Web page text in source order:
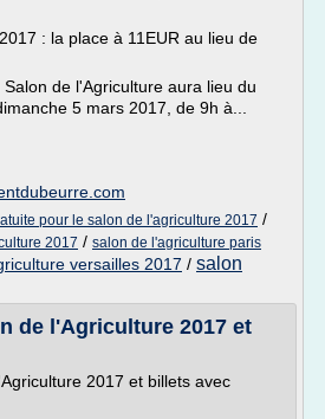
: la place à 11EUR au lieu de
de l'Agriculture aura lieu du
5 mars 2017, de 9h à...
pour le salon de l'agriculture 2017 /
2017 / salon de l'agriculture paris
versailles 2017 / salon
de l'Agriculture 2017 et
2017 et billets avec